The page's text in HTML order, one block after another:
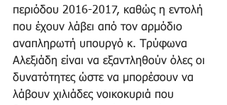
περιόδου 2016-2017, καθώς η εντολή
που έχουν λάβει από τον αρμόδιο
αναπληρωτή υπουργό κ. Τρύφωνα
Αλεξιάδη είναι να εξαντληθούν όλες οι
δυνατότητες ώστε να μπορέσουν να
λάβουν χιλιάδες νοικοκυριά που